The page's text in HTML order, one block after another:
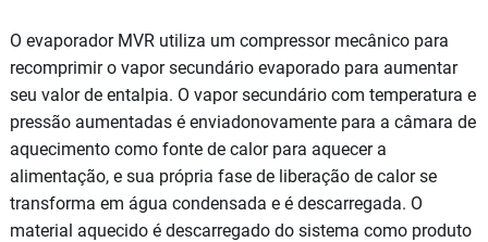
O evaporador MVR utiliza um compressor mecânico para
recomprimir o vapor secundário evaporado para aumentar
seu valor de entalpia. O vapor secundário com temperatura e
pressão aumentadas é enviadonovamente para a câmara de
aquecimento como fonte de calor para aquecer a
alimentação, e sua própria fase de liberação de calor se
transforma em água condensada e é descarregada. O
material aquecido é descarregado do sistema como produto